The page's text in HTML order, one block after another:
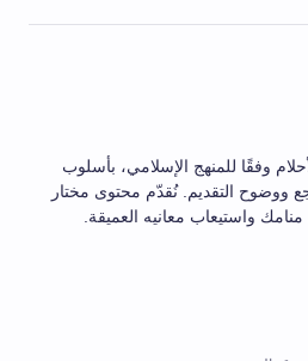
وفقًا للمنهج الإسلامي، بأسلوب
ووضوح التقديم. نُقدّم محتوى مختار
واستيعاب معانيه العميقة.